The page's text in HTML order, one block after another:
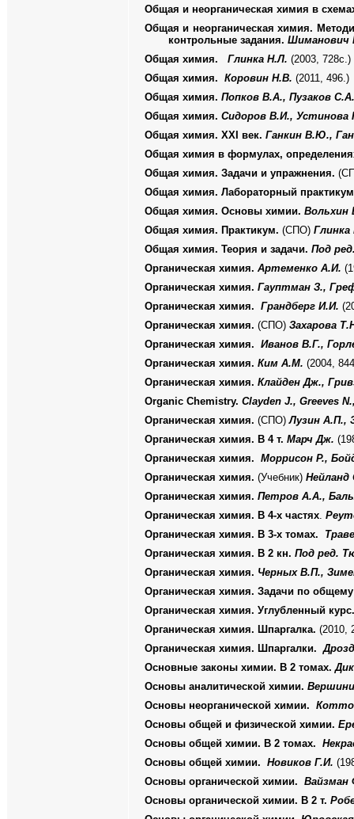
Общая и неорганическая химия в
Общая и неорганическая химия.
контрольные задания. Шиманович
Общая химия. Глинка Н.Л. (2003, 728с.)
Общая химия. Коровин Н.В. (2011, 496.)
Общая химия. Попков В.А., Пузаков С.А.
Общая химия. Сидоров В.И.,
Общая химия. XXI век. Ганкин В.Ю.,
Общая химия в формулах,
Общая химия. Задачи и упражнения.
Общая химия. Лабораторный
Общая химия. Основы химии. Вольхин
Общая химия. Практикум. (СПО) Глинка
Общая химия. Теория и задачи. Под
Органическая химия. Артеменко А.И.
Органическая химия. Гауптман З.,
Органическая химия. Грандберг И.И.
Органическая химия. (СПО) Захарова
Органическая химия. Иванов В.Г.,
Органическая химия. Ким А.М. (2004,
Органическая химия. Клайден Дж.,
Organic Chemistry. Clayden J., Greeves
Органическая химия. (СПО)Лузин А.П.,
Органическая химия. В 4 т. Марч Дж.
Органическая химия. Моррисон Р.,
Органическая химия. (Учебник) Нейланд
Органическая химия. Петров А.А.,
Органическая химия. В 4-х частях.
Органическая химия. В 3-х томах.
Органическая химия. В 2 кн. Под ред.
Органическая химия. Черных В.П.,
Органическая химия. Задачи по
Органическая химия. Углубленный
Органическая химия. Шпаргалка. (2010,
Органическая химия. Шпаргалки.
Основные законы химии. В 2 томах.
Основы аналитической химии.
Основы неорганической химии.
Основы общей и физической химии.
Основы общей химии. В 2 томах.
Основы общей химии. Новиков Г.И.
Основы органической химии. Вайзман
Основы органической химии. В 2 т.